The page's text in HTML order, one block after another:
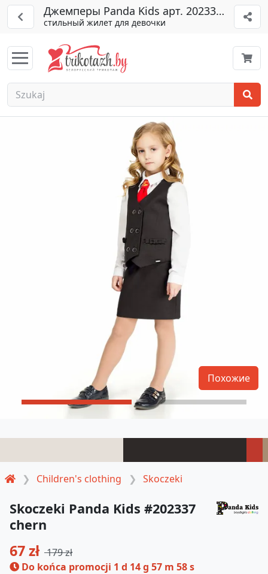
Джемперы Panda Kids арт. 202337 черн
стильный жилет для девочки
Children's clothing Skoczeki
Похожие
Skoczeki Panda Kids #202337
chern
67 zł 179 zł
Do końca promocji 1 d 14 g 57 m 58 s